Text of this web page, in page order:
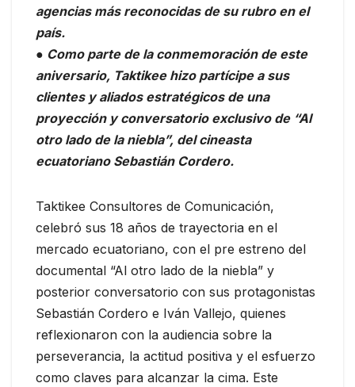
agencias más reconocidas de su rubro en el
país.
● Como parte de la conmemoración de este
aniversario, Taktikee hizo partícipe a sus
clientes y aliados estratégicos de una
proyección y conversatorio exclusivo de “Al
otro lado de la niebla”, del cineasta
ecuatoriano Sebastián Cordero.
Taktikee Consultores de Comunicación,
celebró sus 18 años de trayectoria en el
mercado ecuatoriano, con el pre estreno del
documental “Al otro lado de la niebla” y
posterior conversatorio con sus protagonistas
Sebastián Cordero e Iván Vallejo, quienes
reflexionaron con la audiencia sobre la
perseverancia, la actitud positiva y el esfuerzo
como claves para alcanzar la cima. Este